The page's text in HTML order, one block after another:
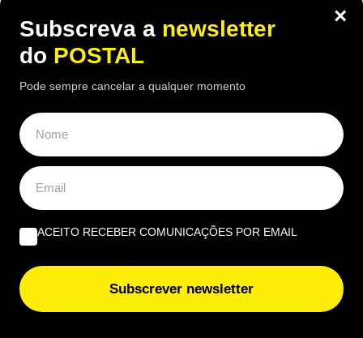
ALGARVE, NACIONAL
Lixo espalhado e falta de pontos
×
Subscreva a newsletter
do POSTAL
Pode sempre cancelar a qualquer momento
ACEITO RECEBER COMUNICAÇÕES POR EMAIL
Subscrever newsletter